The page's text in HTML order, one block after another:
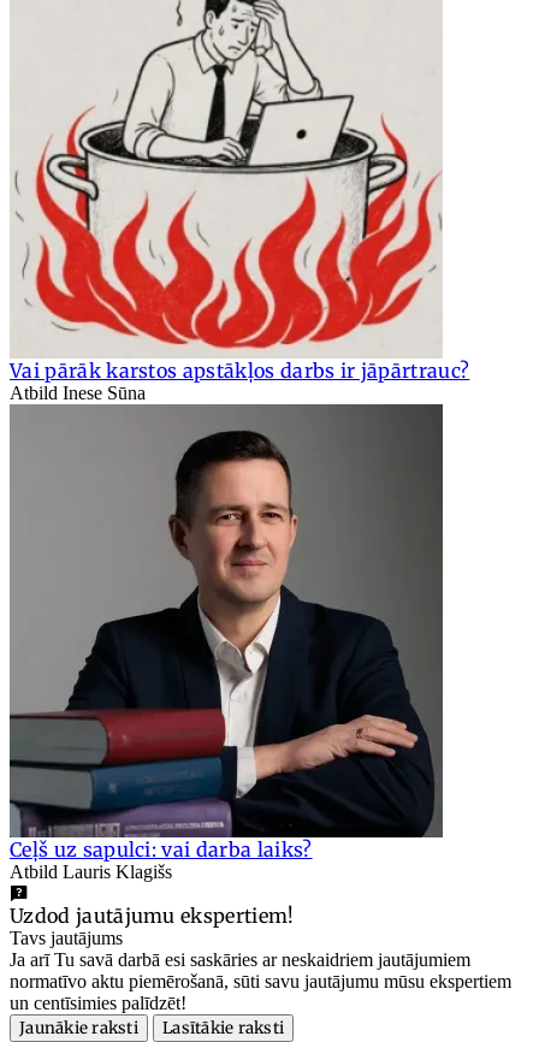
Vai pārāk karstos apstākļos darbs ir jāpārtrauc?
Atbild Inese Sūna
Ceļš uz sapulci: vai darba laiks?
Atbild Lauris Klagišs
Uzdod jautājumu ekspertiem!
Tavs jautājums
Ja arī Tu savā darbā esi saskāries ar neskaidriem jautājumiem
normatīvo aktu piemērošanā, sūti savu jautājumu mūsu ekspertiem
un centīsimies palīdzēt!
Jaunākie raksti
Lasītākie raksti